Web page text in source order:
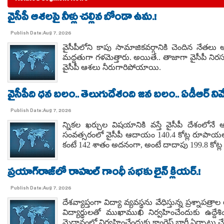
వైసీపీ ఆశలపై నీళ్లు చల్లిన బోండా ఉమ.!
Publish Date:Aug 7, 2026
వైసీపీలోని కాపు సామాజికవర్గానికి చెందిన
మద్దతుగా గళమెత్తారు. అయితే.. తాజాగా వైసీపీ
వైసీపీ ఆశలు నీరుగారిపోయాయి.
వైసీపీది ధన బలం.. తెలుగుదేశంది జన బలం.. ఏడీఆర్
Publish Date:Aug 7, 2026
న్నికల ఖర్చుల విషయానికి వస్తే వైసీపీ దేశంలోనే
సంవత్సరంలో వైసీపీ ఆదాయం 140.4 కోట్ల
కంటే 142 శాతం అదనంగా, అంటే దాదాపు 199.8
ప్రయాగ్‌రాజ్‌లో రాహుల్ గాంధీ సభకు లైన్ క్లియర్.!
Publish Date:Aug 7, 2026
దేశవ్యాప్తంగా విద్యా వ్యవస్థను వేధిస్తున్న
విద్యార్థులతో ముఖాముఖి నిర్వహించేందుకు
మైదానంలో నిర్వహించేందుకు కాంగ్రెస్ భారీ ఏర్పాట్లు